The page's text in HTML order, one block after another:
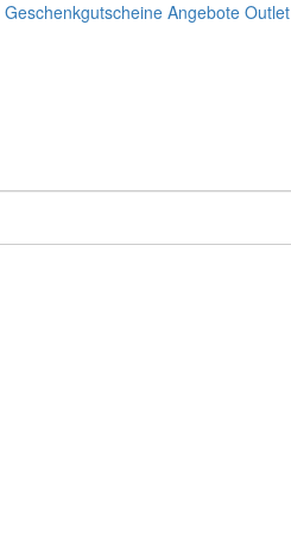
Geschenkgutscheine Angebote Outlet